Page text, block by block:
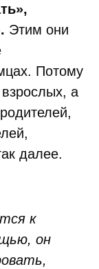
Этим они
Потому
а
далее.
к
он